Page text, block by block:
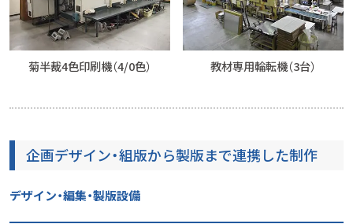
菊半裁4色印刷機（4/0色） 教材専用輪転機（3台）
企画デザイン・組版から製版まで連携した制作
デザイン・編集・製版設備